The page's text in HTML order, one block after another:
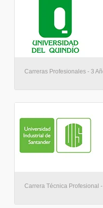
Carreras Profesionales - 3
Carrera Técnica Profesional